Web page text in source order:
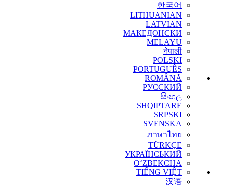
한국어
LITHUANIAN
LATVIAN
МАКЕДОНСКИ
MELAYU
नेपाली
POLSKI
PORTUGUÊS
ROMÂNĂ
РУССКИЙ
සිංහල
SHQIPTARE
SRPSKI
SVENSKA
ภาษาไทย
TÜRKÇE
УКРАЇНСЬКИЙ
O‘ZBEKCHA
TIẾNG VIỆT
汉语